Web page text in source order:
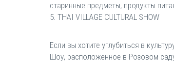
старинные предметы, продукты
5. THAI VILLAGE CULTURAL SHOW
Если вы хотите углубиться в
Шоу, расположенное в Розовом